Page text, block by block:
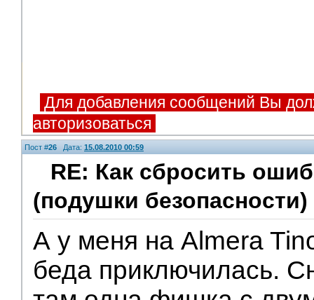
Для добавления сообщений Вы
авторизоваться
Пост #26 Дата: 15.08.2010 00:59
RE: Как сбросить
(подушки безопасности)
А у меня на Almera
беда приключилась.